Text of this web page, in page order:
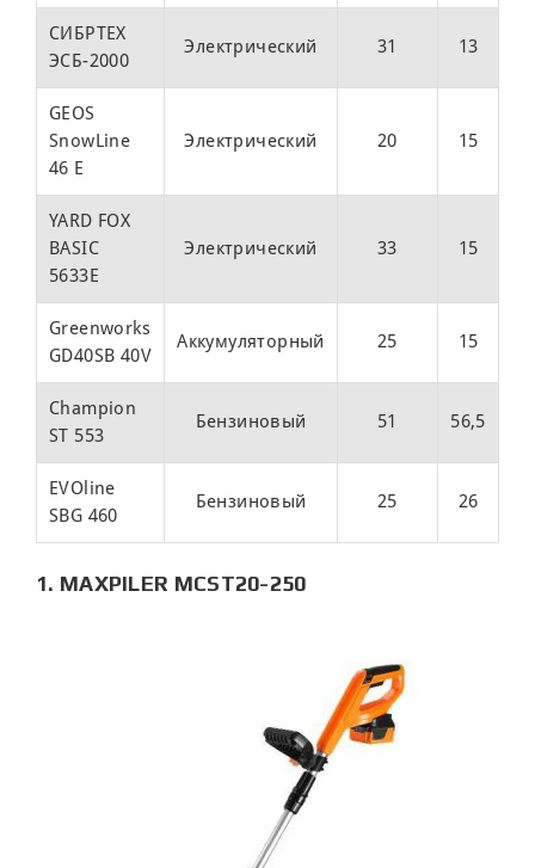
СИБРТЕХ
ЭСБ-2000
Электрический 31 13
GEOS
SnowLine
46 E
Электрический 20 15
YARD FOX
BASIC
5633Е
Электрический 33 15
Greenworks
GD40SB 40V
Аккумуляторный 25 15
Champion
ST 553
Бензиновый 51 56,5
EVOline
SBG 460
Бензиновый 25 26
1. MAXPILER MCST20-250